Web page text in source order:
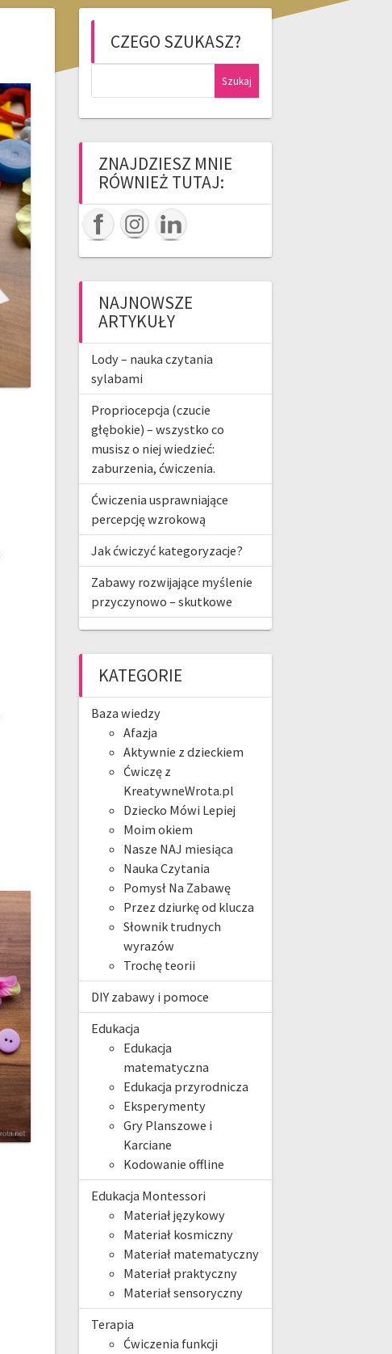
CZEGO SZUKASZ?
ZNAJDZIESZ MNIE
RÓWNIEŻ TUTAJ:
NAJNOWSZE
ARTYKUŁY
Lody – nauka czytania
sylabami
Propriocepcja (czucie
głębokie) – wszystko co
musisz o niej wiedzieć:
zaburzenia, ćwiczenia.
Ćwiczenia usprawniające
percepcję wzrokową
Jak ćwiczyć kategoryzacje?
Zabawy rozwijające myślenie
przyczynowo – skutkowe
KATEGORIE
Baza wiedzy
Afazja
Aktywnie z dzieckiem
Ćwiczę z
KreatywneWrota.pl
Dziecko Mówi Lepiej
Moim okiem
Nasze NAJ miesiąca
Nauka Czytania
Pomysł Na Zabawę
Przez dziurkę od klucza
Słownik trudnych
wyrazów
Trochę teorii
DIY zabawy i pomoce
Edukacja
Edukacja
matematyczna
Edukacja przyrodnicza
Eksperymenty
Gry Planszowe i
Karciane
Kodowanie offline
Edukacja Montessori
Materiał językowy
Materiał kosmiczny
Materiał matematyczny
Materiał praktyczny
Materiał sensoryczny
Terapia
Ćwiczenia funkcji